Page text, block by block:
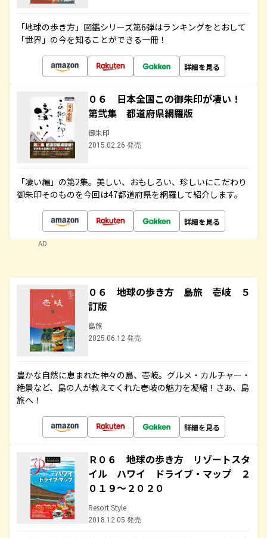
「地球の歩き方」図鑑シリーズ第6弾はランキングをとおして
「世界」の今を知ることができる一冊！
詳細を見る
０６ 日本全国この御朱印が凄い！
第弐集 都道府県網羅版
御朱印
2015.02.26 発売
「凄い編」の第2集。美しい、おもしろい、珍しいにこだわり
御朱印そのものを今回は47都道府県を網羅して紹介します。
詳細を見る
AD
０６ 地球の歩き方 島旅 壱岐 ５
訂版
島旅
2025.06.12 発売
豊かな自然に恵まれた神々の島、壱岐。グルメ・カルチャー・
絶景など、島の人が教えてくれた壱岐の魅力を凝縮！さあ、島
旅へ！
詳細を見る
Ｒ０６ 地球の歩き方 リゾートスタ
イル ハワイ ドライブ・マップ ２
０１９～２０２０
Resort Style
2018.12.05 発売